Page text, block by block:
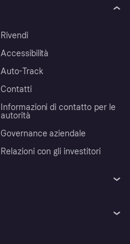
Rivendi
Accessibilità
Auto-Track
Contatti
Informazioni di contatto per le
autorità
Governance aziendale
Relazioni con gli investitori